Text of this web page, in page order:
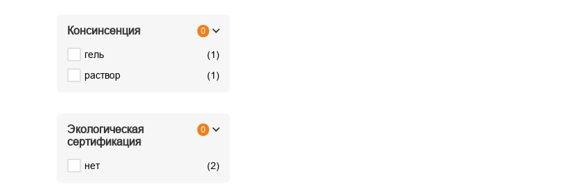
Консинсенция 0
гель (1)
раствор
(1)
Экологическая
сертификация
0
нет (2)